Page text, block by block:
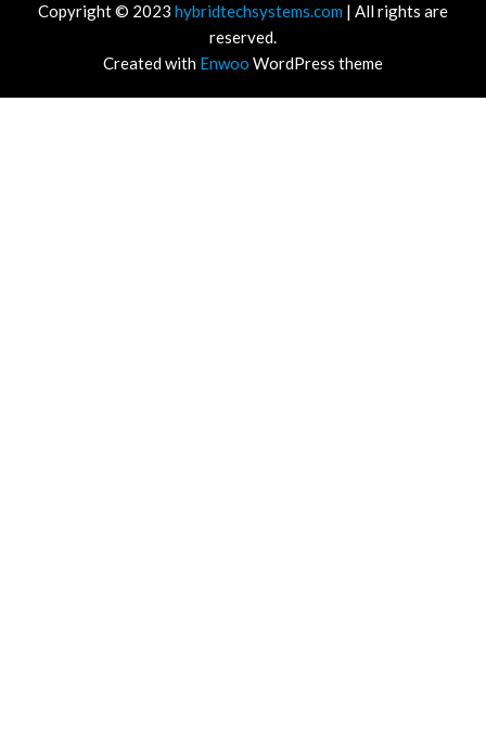
Copyright © 2023 hybridtechsystems.com | All rights are
reserved.
Created with Enwoo WordPress theme